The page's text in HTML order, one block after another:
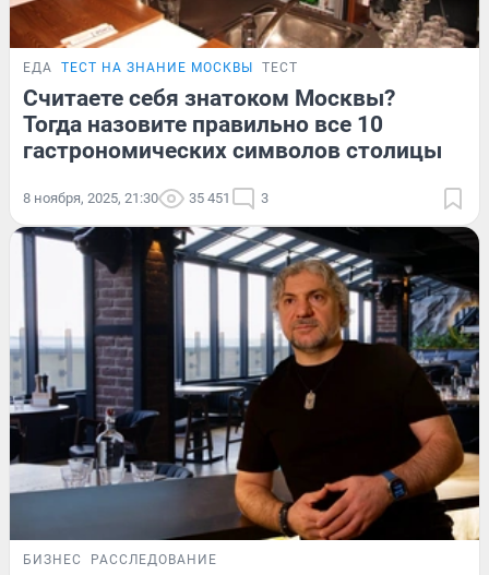
ЕДА ТЕСТ НА ЗНАНИЕ МОСКВЫ ТЕСТ
Считаете себя знатоком Москвы?
Тогда назовите правильно все 10
гастрономических символов столицы
8 ноября, 2025, 21:30 35 451 3
БИЗНЕС РАССЛЕДОВАНИЕ